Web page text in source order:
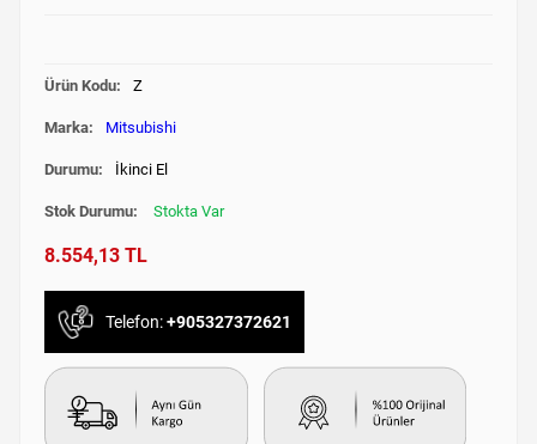
Ürün Kodu: Z
Marka: Mitsubishi
Durumu: İkinci El
Stok Durumu: Stokta Var
8.554,13 TL
Telefon:+905327372621